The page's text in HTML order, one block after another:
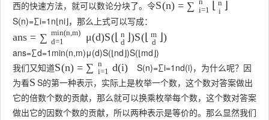
西的快速方法，就可以数论分块了。令S(n) = ∑
i=1
n
i
S(n)=∑i=1 n⌊ni⌋，那么上式可以写成：
ans = ∑ min(n m)
d=1 μ(d)S(⌊
n
d
)S(⌊
m
d
)
ans=∑d=1 min(n,m)μ(d)S(⌊nd ⌋)S(⌊md ⌋)
我们又知道S(n) = ∑
n
i=1 d(i) S(n)=∑i=1 nd(i)，为什么呢？因
为看S S的第一种表示，实际上是枚举一个数，这个数对答案做出
它的倍数个数的贡献，那么就可以换乘枚举每个数，这个数对答案
做出它的因数个数的贡献，所以两种表示是等价的。那么显然我们